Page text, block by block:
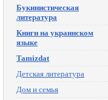
Букинистическая
литература
Книги на украинском
языке
Tamizdat
Детская литература
Дом и семья